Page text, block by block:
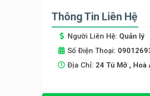
Thông Tin Liên Hệ
Người Liên Hệ: Quản lý
Số Điện Thoại:
Địa Chỉ: 24 Tú Mỡ , Hoà